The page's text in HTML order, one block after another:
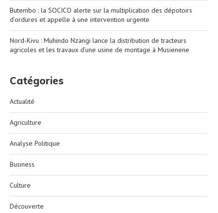
Butembo : la SOCICO alerte sur la multiplication des dépotoirs
d’ordures et appelle à une intervention urgente
Nord-Kivu : Muhindo Nzangi lance la distribution de tracteurs
agricoles et les travaux d’une usine de montage à Musienene
Catégories
Actualité
Agriculture
Analyse Politique
Business
Culture
Découverte